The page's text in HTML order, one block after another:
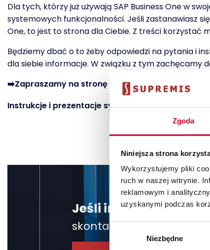
Zgoda
Niniejsza strona
Wykorzystujemy pliki
ruch w naszej witrynie.
reklamowym i
uzyskanymi podczas
Niezbędne
Dla tych, którzy już używają SAP Business One w
systemowych funkcjonalności. Jeśli zastanawiasz
One, to jest to strona dla Ciebie. Z treści korzystać
Będziemy dbać o to żeby odpowiedzi na pytania i
dla siebie informacje. W związku z tym zachęcamy
➡️Zapraszamy na stronę FAQ⬅️
Instrukcje i prezentacje systemu zamieszczamy
Jeśli interesuje Cię
skontaktuj się z nami,